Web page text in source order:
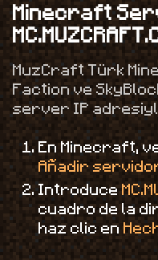
Minecraft
MuzCraft Türk
Faction ve
server IP
En Minecraft,
Añadir
Introduce
cuadro de la
haz clic en